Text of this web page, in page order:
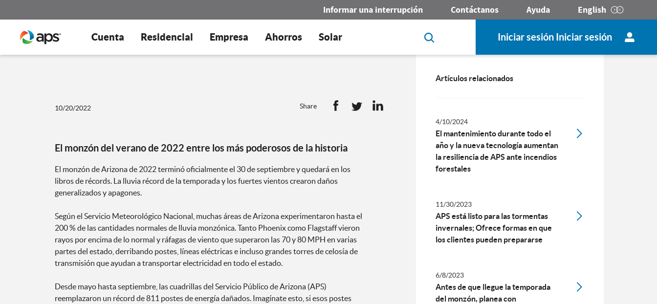
Informar una interrupción Contáctanos Ayuda English
Cuenta Residencial Empresa Ahorros Solar Iniciar sesión Iniciar sesión
10/20/2022 Share
El monzón del verano de 2022 entre los más poderosos de la historia
El monzón de Arizona de 2022 terminó oficialmente el 30 de septiembre y quedará en los
libros de récords. La lluvia récord de la temporada y los fuertes vientos crearon daños
generalizados y apagones.
Según el Servicio Meteorológico Nacional, muchas áreas de Arizona experimentaron hasta el
200 % de las cantidades normales de lluvia monzónica. Tanto Phoenix como Flagstaff vieron
rayos por encima de lo normal y ráfagas de viento que superaron las 70 y 80 MPH en varias
partes del estado, derribando postes, líneas eléctricas e incluso grandes torres de celosía de
transmisión que ayudan a transportar electricidad en todo el estado.
Desde mayo hasta septiembre, las cuadrillas del Servicio Público de Arizona (APS)
reemplazaron un récord de 811 postes de energía dañados. Imagínate esto, si esos postes
Artículos relacionados
4/10/2024
El mantenimiento durante todo el
año y la nueva tecnología aumentan
la resiliencia de APS ante incendios
forestales
11/30/2023
APS está listo para las tormentas
invernales; Ofrece formas en que
los clientes pueden prepararse
6/8/2023
Antes de que llegue la temporada
del monzón, planea con